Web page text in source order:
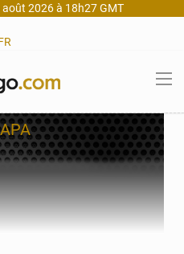
août 2026 à 18h27 GMT
APA